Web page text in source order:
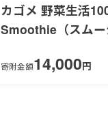
カゴメ 野菜生活
Smoothie（スム
ンスムージー
生活 野菜ジュース
寄附金額14,000円